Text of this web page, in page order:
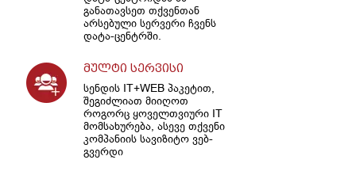
განათავსეთ თქვენთან
არსებული სერვერი ჩვენს
დატა-ცენტრში.
მულტი სერვისი
სენდის IT+WEB პაკეტით,
შეგიძლიათ მიიღოთ
როგორც ყოველთვიური IT
მომსახურება, ასევე თქვენი
კომპანიის სავიზიტო ვებ-
გვერდი